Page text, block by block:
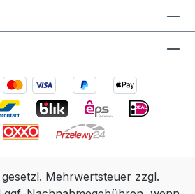
Mehrwertsteuer zzgl.